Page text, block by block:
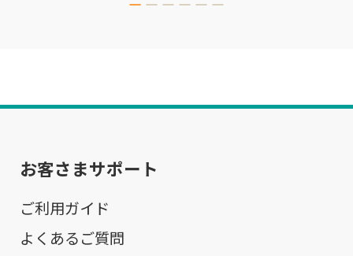
お客さまサポート
ご利用ガイド
よくあるご質問